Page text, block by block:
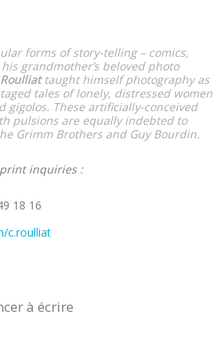
forms of story-telling – comics,
grandmother’s beloved photo
taught himself photography as
tales of lonely, distressed women
gigolos. These artificially-conceived
pulsions are equally indebted to
Grimm Brothers and Guy Bourdin.
print inquiries :
18 16
c.roulliat
à écrire